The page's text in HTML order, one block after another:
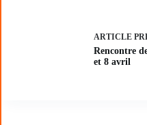
ARTICLE
Rencontre
et 8 avril